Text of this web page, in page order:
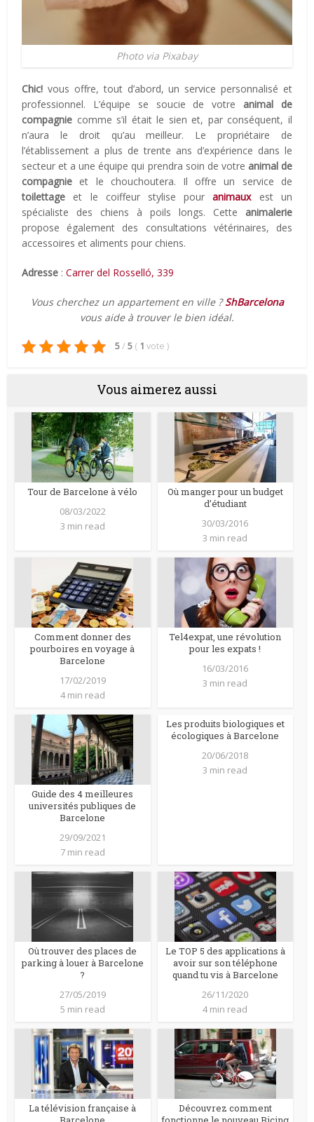
Photo via Pixabay
Chic! vous offre, tout d’abord, un service personnalisé et
professionnel. L’équipe se soucie de votre animal de
compagnie comme s’il était le sien et, par conséquent, il
n’aura le droit qu’au meilleur. Le propriétaire de
l’établissement a plus de trente ans d’expérience dans le
secteur et a une équipe qui prendra soin de votre animal de
compagnie et le chouchoutera. Il offre un service de
toilettage et le coiffeur stylise pouranimauxest un
spécialiste des chiens à poils longs. Cette animalerie
propose également des consultations vétérinaires, des
accessoires et aliments pour chiens.
Adresse :Carrer del Rosselló, 339
Vous cherchez un appartement en ville ?ShBarcelona
vous aide à trouver le bien idéal.
5/ 5 ( 1 vote )
Vous aimerez aussi
Tour de Barcelone à vélo
08/03/2022
3 min read
Où manger pour un budget
d’étudiant
30/03/2016
3 min read
Comment donner des
pourboires en voyage à
Barcelone
17/02/2019
4 min read
Tel4expat, une révolution
pour les expats !
16/03/2016
3 min read
Guide des 4 meilleures
universités publiques de
Barcelone
29/09/2021
7 min read
Les produits biologiques et
écologiques à Barcelone
20/06/2018
3 min read
Où trouver des places de
parking à louer à Barcelone
?
27/05/2019
5 min read
Le TOP 5 des applications à
avoir sur son téléphone
quand tu vis à Barcelone
26/11/2020
4 min read
La télévision française à
Découvrez comment